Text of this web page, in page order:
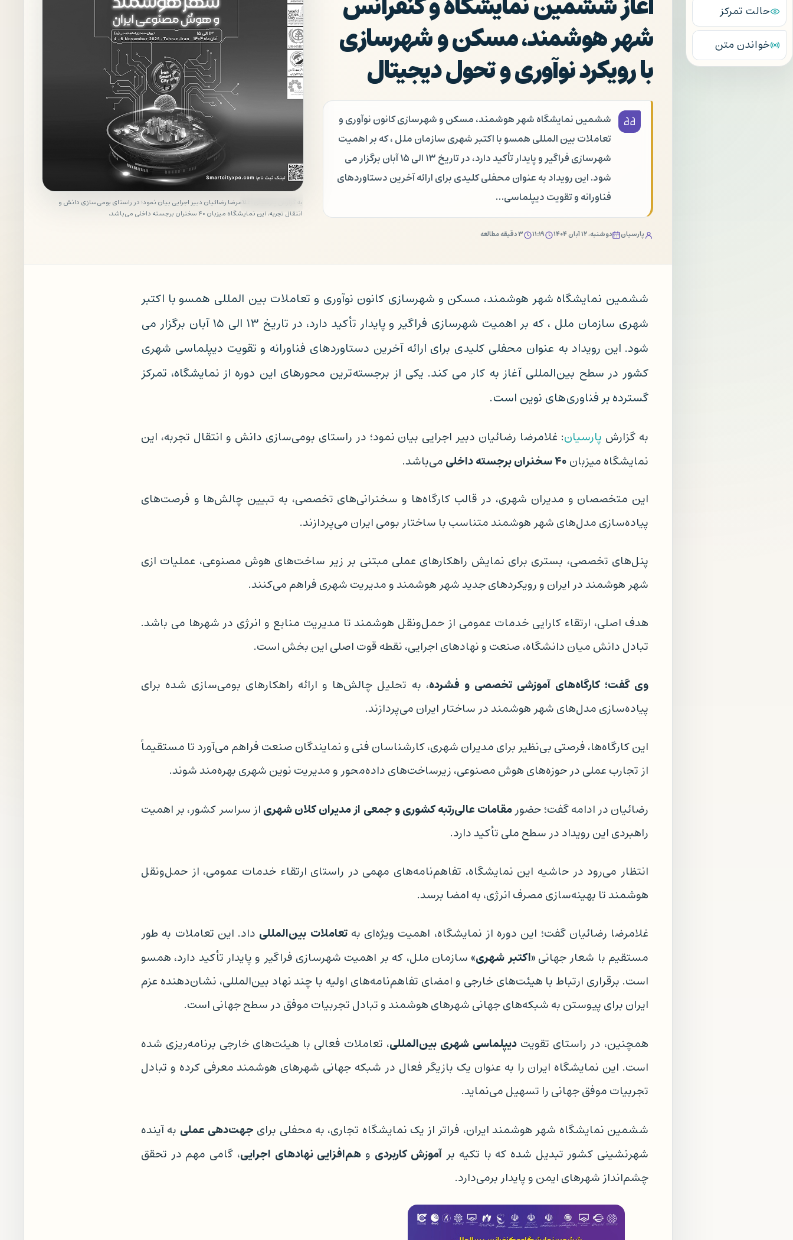
حالت تمرکز
خواندن متن
آغاز ششمین نمایشگاه و کنفرانس
شهر هوشمند، مسکن و شهرسازی
با رویکرد نوآوری و تحول دیجیتال
ششمین نمایشگاه شهر هوشمند، مسکن و شهرسازی کانون نوآوری و
تعاملات بین المللی همسو با اکتبر شهری سازمان ملل ، که بر اهمیت
شهرسازی فراگیر و پایدار تأکید دارد، در تاریخ ۱۳ الی ۱۵ آبان برگزار می
شود. این رویداد به عنوان محفلی کلیدی برای ارائه آخرین دستاوردهای
فناورانه و تقویت دیپلماسی…
پارسیان دوشنبه، ۱۲ آبان ۱۴۰۴ ۱۱:۱۹ ۳ دقیقه مطالعه
به گزارش پارسیان: غلامرضا رضائیان دبیر اجرایی بیان نمود؛ در راستای بومی‌سازی دانش و
انتقال تجربه، این نمایشگاه میزبان ۴۰ سخنران برجسته داخلی می‌باشد.
ششمین نمایشگاه شهر هوشمند، مسکن و شهرسازی کانون نوآوری و تعاملات بین المللی همسو با اکتبر
شهری سازمان ملل ، که بر اهمیت شهرسازی فراگیر و پایدار تأکید دارد، در تاریخ ۱۳ الی ۱۵ آبان برگزار می
شود. این رویداد به عنوان محفلی کلیدی برای ارائه آخرین دستاوردهای فناورانه و تقویت دیپلماسی شهری
کشور در سطح بین‌المللی آغاز به کار می کند. یکی از برجسته‌ترین محورهای این دوره از نمایشگاه، تمرکز
گسترده بر فناوری‌های نوین است.
به گزارش پارسیان: غلامرضا رضائیان دبیر اجرایی بیان نمود؛ در راستای بومی‌سازی دانش و انتقال تجربه، این
نمایشگاه میزبان ۴۰سخنران برجسته داخلی می‌باشد.
این متخصصان و مدیران شهری، در قالب کارگاه‌ها و سخنرانی‌های تخصصی، به تبیین چالش‌ها و فرصت‌های
پیاده‌سازی مدل‌های شهر هوشمند متناسب با ساختار بومی ایران می‌پردازند.
پنل‌های تخصصی، بستری برای نمایش راهکارهای عملی مبتنی بر زیر ساخت‌های هوش مصنوعی، عملیات ازی
شهر هوشمند در ایران و رویکردهای جدید شهر هوشمند و مدیریت شهری فراهم می‌کنند.
هدف اصلی، ارتقاء کارایی خدمات عمومی از حمل‌ونقل هوشمند تا مدیریت منابع و انرژی در شهرها می باشد.
تبادل دانش میان دانشگاه، صنعت و نهادهای اجرایی، نقطه قوت اصلی این بخش است.
وی گفت؛ کارگاه‌های آموزشی تخصصی و فشرده، به تحلیل چالش‌ها و ارائه راهکارهای بومی‌سازی شده برای
پیاده‌سازی مدل‌های شهر هوشمند در ساختار ایران می‌پردازند.
این کارگاه‌ها، فرصتی بی‌نظیر برای مدیران شهری، کارشناسان فنی و نمایندگان صنعت فراهم می‌آورد تا مستقیماً
از تجارب عملی در حوزه‌های هوش مصنوعی، زیرساخت‌های داده‌محور و مدیریت نوین شهری بهره‌مند شوند.
رضائیان در ادامه گفت؛ حضورمقامات عالی‌رتبه کشوری و جمعی از مدیران کلان شهری از سراسر کشور، بر اهمیت
راهبردی این رویداد در سطح ملی تأکید دارد.
انتظار می‌رود در حاشیه این نمایشگاه، تفاهم‌نامه‌های مهمی در راستای ارتقاء خدمات عمومی، از حمل‌ونقل
هوشمند تا بهینه‌سازی مصرف انرژی، به امضا برسد.
غلامرضا رضائیان گفت؛ این دوره از نمایشگاه، اهمیت ویژه‌ای بهتعاملات بین‌المللی داد. این تعاملات به طور
مستقیم با شعار جهانی «اکتبر شهری» سازمان ملل، که بر اهمیت شهرسازی فراگیر و پایدار تأکید دارد، همسو
است. برقراری ارتباط با هیئت‌های خارجی و امضای تفاهم‌نامه‌های اولیه با چند نهاد بین‌المللی، نشان‌دهنده عزم
ایران برای پیوستن به شبکه‌های جهانی شهرهای هوشمند و تبادل تجربیات موفق در سطح جهانی است.
همچنین، در راستای تقویت دیپلماسی شهری بین‌المللی، تعاملات فعالی با هیئت‌های خارجی برنامه‌ریزی شده
است. این نمایشگاه ایران را به عنوان یک بازیگر فعال در شبکه جهانی شهرهای هوشمند معرفی کرده و تبادل
تجربیات موفق جهانی را تسهیل می‌نماید.
ششمین نمایشگاه شهر هوشمند ایران، فراتر از یک نمایشگاه تجاری، به محفلی برای جهت‌دهی عملی به آینده
شهرنشینی کشور تبدیل شده که با تکیه بر آموزش کاربردی و هم‌افزایی نهادهای اجرایی، گامی مهم در تحقق
چشم‌انداز شهرهای ایمن و پایدار برمی‌دارد.